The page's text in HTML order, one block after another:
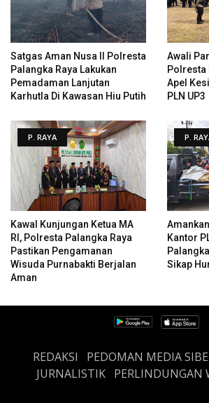
Satgas Aman Nusa II Polresta
Palangka Raya Lakukan
Pemadaman Lanjutan
Karhutla Di Kawasan Hiu Putih
Awali
Polresta
Apel
PLN UP3
P. RAYA
Kawal Kunjungan Ketua MA
RI, Polresta Palangka Raya
Pastikan Pengamanan
Wisuda Purnabakti Berjalan
Aman
P.
Kantor
Sikap
REDAKSI PEDOMAN MEDIA
JURNALISTIK PERLINDUNGAN